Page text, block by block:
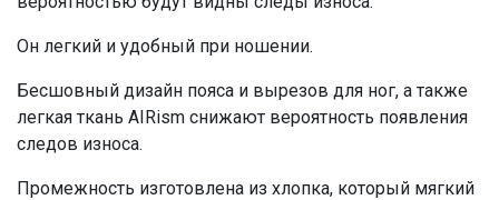
Он легкий и удобный при ношении.
Бесшовный дизайн пояса и вырезов для ног, а также
легкая ткань AIRism снижают вероятность появления
следов износа.
Промежность изготовлена ​​из хлопка, который мягкий